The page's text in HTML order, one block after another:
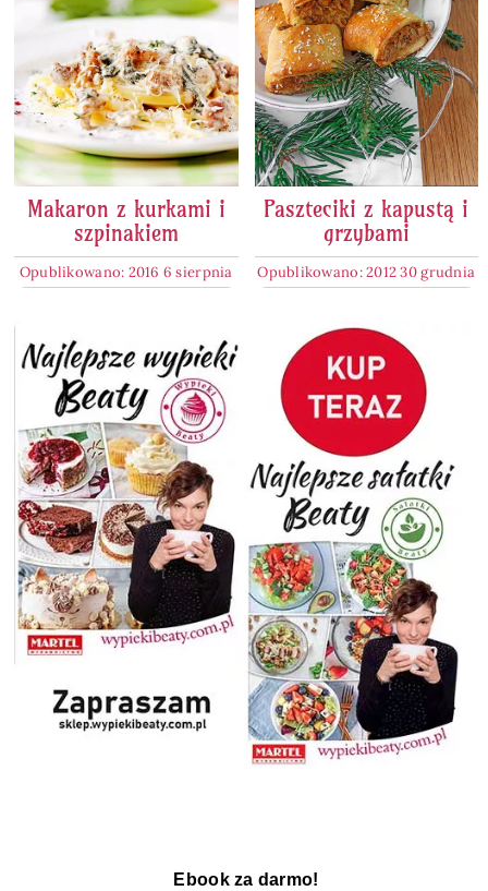
Ebook za darmo!
Makaron z kurkami i
szpinakiem
Opublikowano: 2016 6 sierpnia
Paszteciki z kapustą i
grzybami
Opublikowano: 2012 30 grudnia